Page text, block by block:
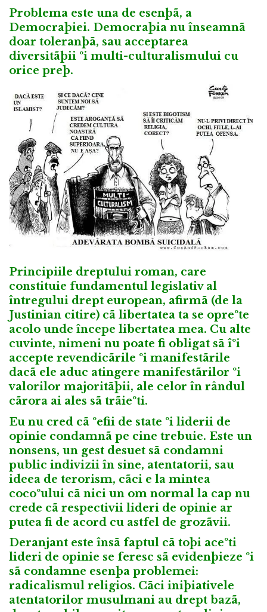
Problema este una de esenþã, a
Democraþiei. Democraþia nu înseamnã
doar toleranþã, sau acceptarea
diversitãþii ºi multi-culturalismului cu
orice preþ.
Principiile dreptului roman, care
constituie fundamentul legislativ al
întregului drept european, afirmã (de la
Justinian citire) cã libertatea ta se opreºte
acolo unde începe libertatea mea. Cu alte
cuvinte, nimeni nu poate fi obligat sã îºi
accepte revendicãrile ºi manifestãrile
dacã ele aduc atingere manifestãrilor ºi
valorilor majoritãþii, ale celor în rândul
cãrora ai ales sã trãieºti.
Eu nu cred cã ºefii de state ºi liderii de
opinie condamnã pe cine trebuie. Este un
nonsens, un gest desuet sã condamni
public indivizii în sine, atentatorii, sau
ideea de terorism, cãci e la mintea
cocoºului cã nici un om normal la cap nu
crede cã respectivii lideri de opinie ar
putea fi de acord cu astfel de grozãvii.
Deranjant este însã faptul cã toþi aceºti
lideri de opinie se feresc sã evidenþieze ºi
sã condamne esenþa problemei:
radicalismul religios. Cãci iniþiativele
atentatorilor musulmani au drept bazã,